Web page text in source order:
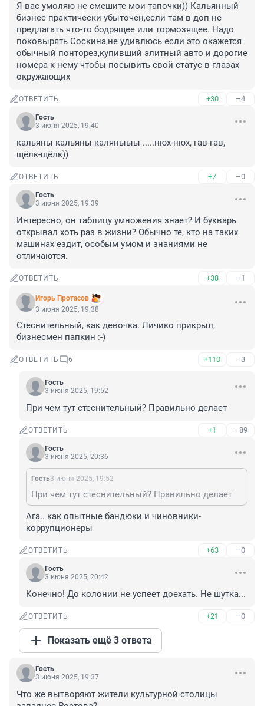
Я вас умоляю не смешите мои тапочки)) Кальянный
бизнес практически убыточен,если там в доп не
предлагать что-то бодрящее или тормозящее. Надо
поковырять Соскина,не удивлюсь если это окажется
обычный понторез,купивший элитный авто и дорогие
номера к нему чтобы посывить свой статус в глазах
окружающих
ОТВЕТИТЬ +30 –4
Гость
3 июня 2025, 19:40
кальяны кальяны каляныыы .....нюх-нюх, гав-гав,
щёлк-щёлк))
ОТВЕТИТЬ +7 –0
Гость
3 июня 2025, 19:39
Интересно, он таблицу умножения знает? И букварь
открывал хоть раз в жизни? Обычно те, кто на таких
машинах ездит, особым умом и знаниями не
отличаются.
ОТВЕТИТЬ +38 –1
Игорь Протасов
3 июня 2025, 19:38
Стеснительный, как девочка. Личико прикрыл,
бизнесмен папкин :-)
ОТВЕТИТЬ 6 +110 –3
Гость
3 июня 2025, 19:52
При чем тут стеснительный? Правильно делает
ОТВЕТИТЬ +1 –89
Гость
3 июня 2025, 20:36
Гость3 июня 2025, 19:52
При чем тут стеснительный? Правильно делает
Ага.. как опытные бандюки и чиновники-
коррупционеры
ОТВЕТИТЬ +63 –0
Гость
3 июня 2025, 20:42
Конечно! До колонии не успеет доехать. Не шутка...
ОТВЕТИТЬ +21 –0
Показать ещё 3 ответа
Гость
3 июня 2025, 19:37
Что же вытворяют жители культурной столицы